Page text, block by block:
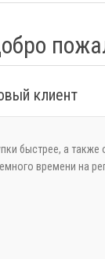
клиент
быстрее, а также
времени на